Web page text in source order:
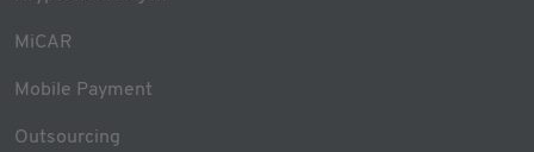
MiCAR
Mobile Payment
Outsourcing